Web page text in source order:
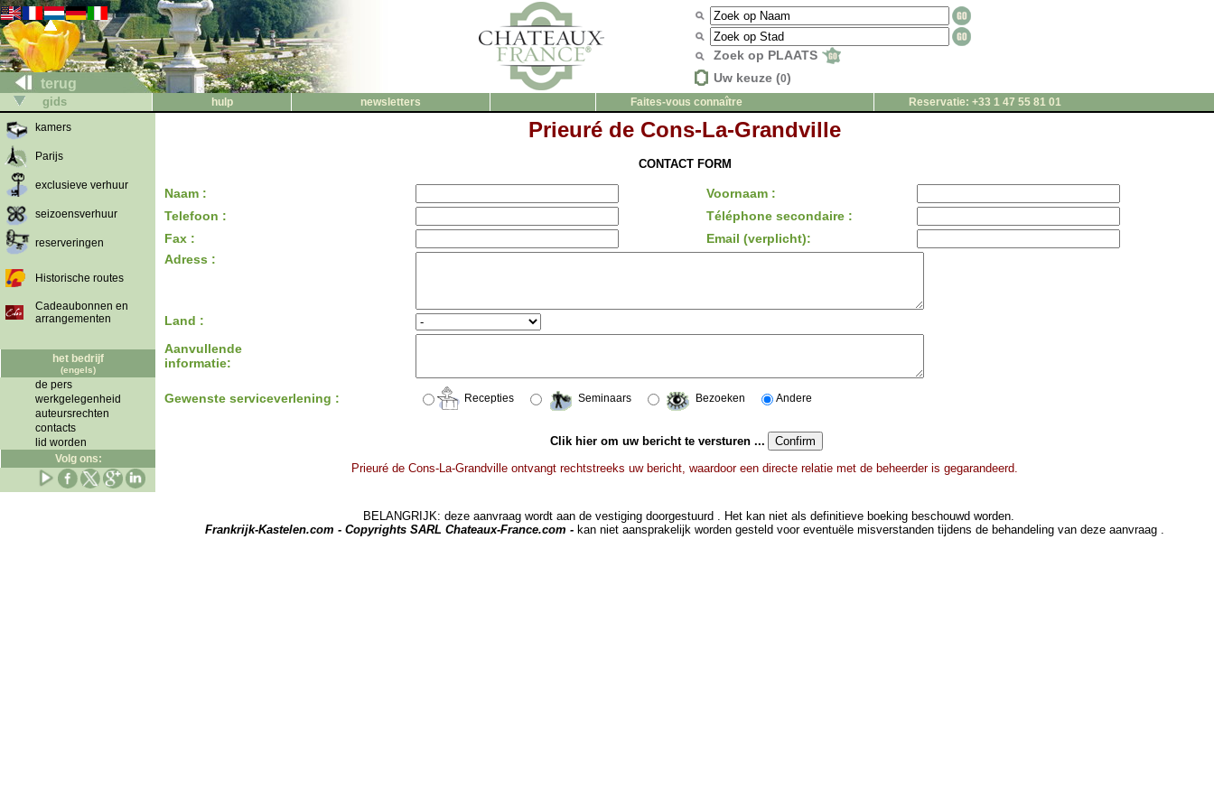
terug
Zoek op PLAATS
Uw keuze (0)
gids hulp newsletters Faites-vous connaître
Reservatie: +33 1 47 55 81 01
kamers
Parijs
exclusieve verhuur
seizoensverhuur
reserveringen
Historische routes
Cadeaubonnen en
arrangementen
het bedrijf
(engels)
de pers
werkgelegenheid
auteursrechten
contacts
lid worden
Volg ons:
Prieuré de Cons-La-Grandville
CONTACT FORM
Naam :
Voornaam :
Telefoon :
Téléphone secondaire :
Fax :
Email (verplicht):
Adress :
Land :
Aanvullende
informatie:
Gewenste serviceverlening : Recepties Seminaars Bezoeken Andere
Clik hier om uw bericht te versturen ...
Prieuré de Cons-La-Grandville ontvangt rechtstreeks uw bericht, waardoor een directe relatie met de beheerder is gegarandeerd.
BELANGRIJK: deze aanvraag wordt aan de vestiging doorgestuurd . Het kan niet als definitieve boeking beschouwd worden.
Frankrijk-Kastelen.com - Copyrights SARL Chateaux-France.com - kan niet aansprakelijk worden gesteld voor eventuële misverstanden tijdens de behandeling van deze aanvraag .